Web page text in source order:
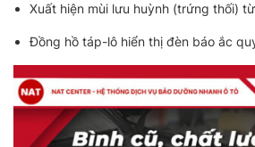
Xuất hiện mùi lưu huỳnh (trứng thối)
Đồng hồ táp-lô hiển thị đèn báo ắc